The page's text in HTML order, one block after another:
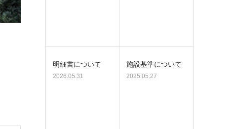
明細書について
2026.05.31
施設基準について
2025.05.27